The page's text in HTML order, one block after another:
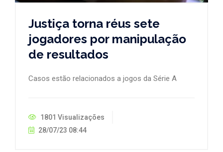
Justiça torna réus sete
jogadores por manipulação
de resultados
Casos estão relacionados a jogos da Série A
1801 Visualizações
28/07/23 08:44